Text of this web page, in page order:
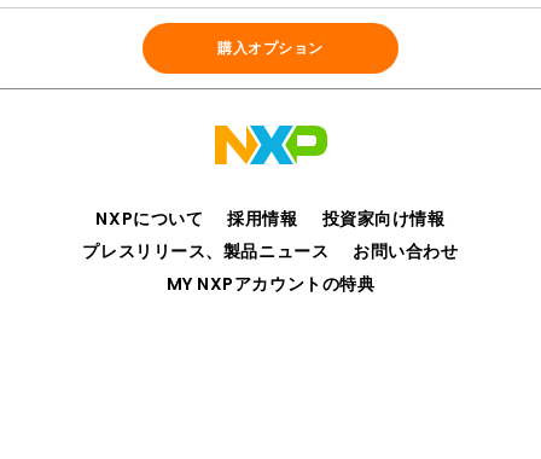
applications; it also assists with fixed-point fractional
16/32-bit and single-precision floating-point
arithmetic. All AMMCLib functions come with MATLAB
and Simulink bit-accurate models for model-based
AMMCLIB
購入オプション
NXPについて 採用情報
投資家向け情報
プレスリリース、製品ニュース
お問い合わせ
MY NXPアカウントの特典